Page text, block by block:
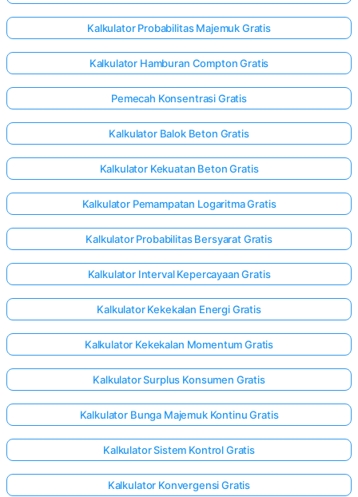
Kalkulator Probabilitas Majemuk Gratis
Kalkulator Hamburan Compton Gratis
Pemecah Konsentrasi Gratis
Kalkulator Balok Beton Gratis
Kalkulator Kekuatan Beton Gratis
Kalkulator Pemampatan Logaritma Gratis
Kalkulator Probabilitas Bersyarat Gratis
Kalkulator Interval Kepercayaan Gratis
Kalkulator Kekekalan Energi Gratis
Kalkulator Kekekalan Momentum Gratis
Kalkulator Surplus Konsumen Gratis
Kalkulator Bunga Majemuk Kontinu Gratis
Kalkulator Sistem Kontrol Gratis
Kalkulator Konvergensi Gratis